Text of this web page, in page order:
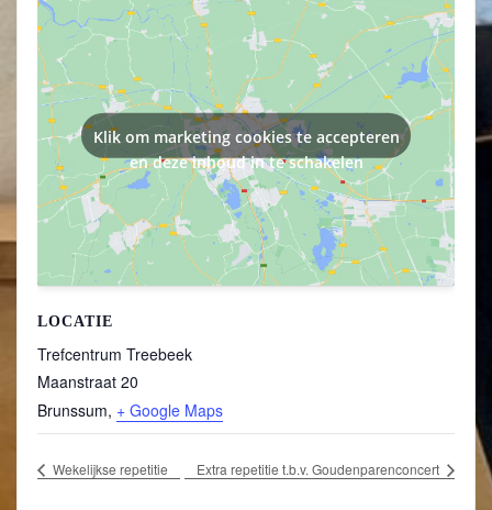
LOCATIE
Trefcentrum Treebeek
Maanstraat 20
Brunssum, + Google Maps
Klik om marketing cookies te accepteren
en deze inhoud in te schakelen
Wekelijkse repetitie Extra repetitie t.b.v. Goudenparenconcert